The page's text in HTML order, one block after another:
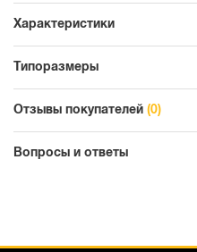
Характеристики
Типоразмеры
Отзывы покупателей (0)
Вопросы и ответы